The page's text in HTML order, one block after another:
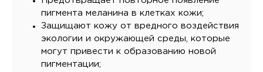
пигмента меланина в клетках кожи;
Защищают кожу от вредного воздействия
экологии и окружающей среды, которые
могут привести к образованию новой
пигментации;